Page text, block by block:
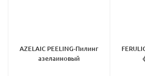
AZELAIC PEELING-Пилинг
азелаиновый